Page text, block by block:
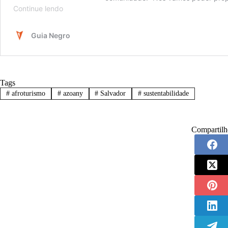
Tags
#afroturismo #azoany # Salvador # sustentabilidade